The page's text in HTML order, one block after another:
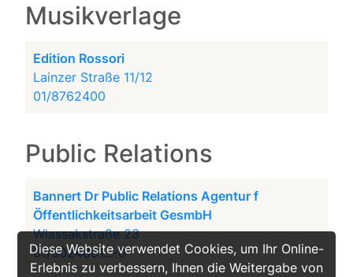
Diese Website verwendet Cookies, um Ihr Online-
Erlebnis zu verbessern, Ihnen die Weitergabe von
Musikverlage
Edition Rossori
Lainzer Straße 11/12
01/8762400
Public Relations
Bannert Dr Public Relations Agentur f
Öffentlichkeitsarbeit GesmbH
Wlassakstraße 23
01/8024891...-0